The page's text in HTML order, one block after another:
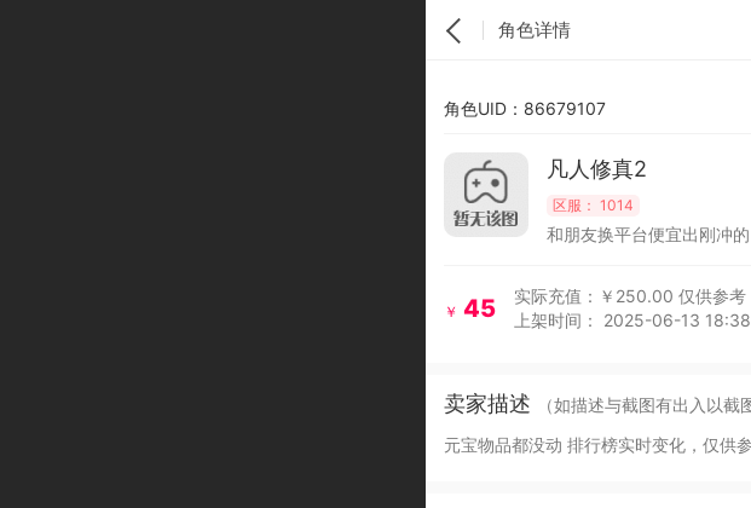
角色详情
角色UID：86679107
凡人修真2
区服： 1014
和朋友换平台便宜出刚冲的
￥ 45 实际充值：￥250.00 仅供参考
上架时间： 2025-06-13 18:38
卖家描述
（如描述与截图有出入以截
元宝物品都没动 排行榜实时变化，仅供